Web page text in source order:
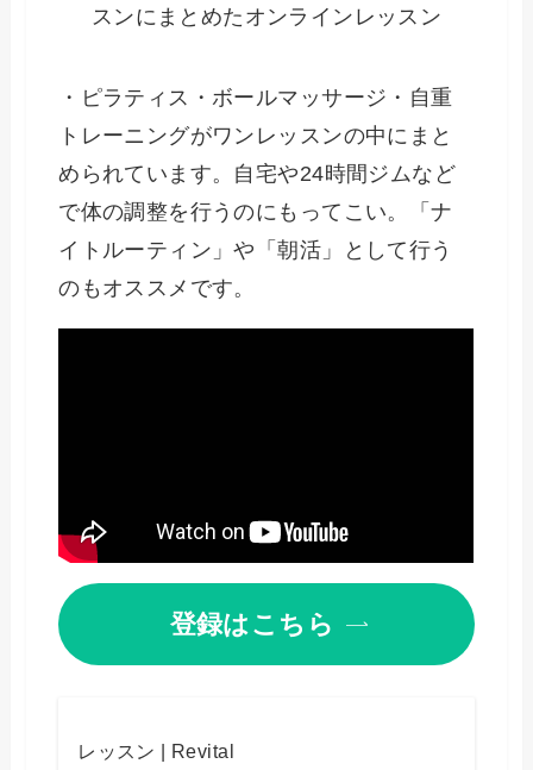
スンにまとめたオンラインレッスン
・ピラティス・ボールマッサージ・自重
トレーニングがワンレッスンの中にまと
められています。自宅や24時間ジムなど
で体の調整を行うのにもってこい。「ナ
イトルーティン」や「朝活」として行う
のもオススメです。
登録はこちら
レッスン | Revital